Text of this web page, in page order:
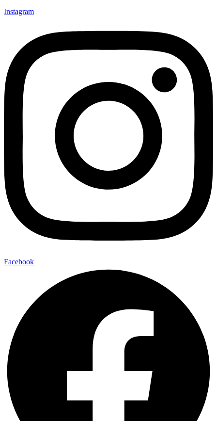
Instagram
Facebook